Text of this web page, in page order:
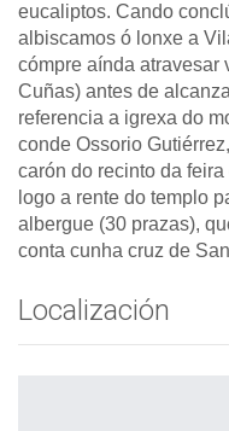
eucaliptos. Cando
albiscamos ó lonxe a
cómpre aínda atravesar
Cuñas) antes de
referencia a igrexa do
conde Ossorio
carón do recinto da
logo a rente do templo
albergue (30 prazas),
conta cunha cruz de
Localización